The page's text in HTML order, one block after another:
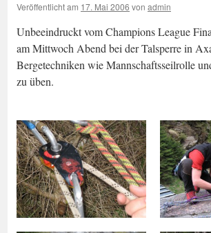
Veröffentlicht am 17. Mai 2006 von admin
Unbeeindruckt vom Champions League
am Mittwoch Abend bei der Talsperre in
Bergetechniken wie Mannschaftsseilrolle
zu üben.